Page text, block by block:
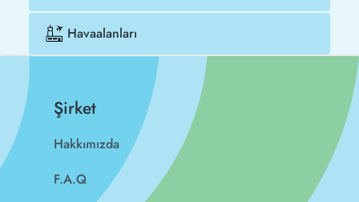
Havaalanları
Şirket
Hakkımızda
F.A.Q